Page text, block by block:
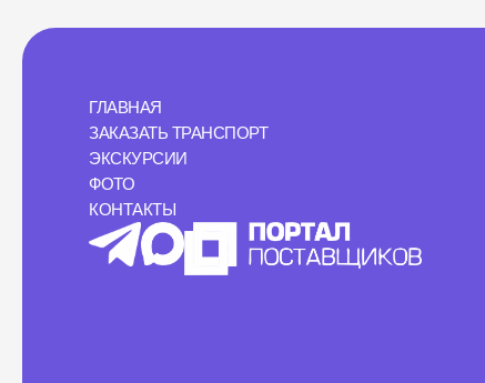
ГЛАВНАЯ
ЗАКАЗАТЬ ТРАНСПОРТ
ЭКСКУРСИИ
ФОТО
КОНТАКТЫ